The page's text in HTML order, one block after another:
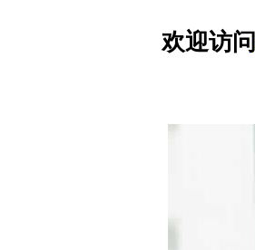
欢迎访问